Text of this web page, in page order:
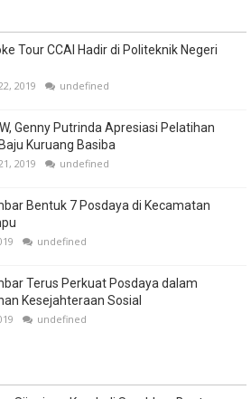
Tour CCAI Hadir di Politeknik Negeri
2019 undefined
Genny Putrinda Apresiasi Pelatihan
Kuruang Basiba
2019 undefined
Bentuk 7 Posdaya di Kecamatan
undefined
Terus Perkuat Posdaya dalam
Kesejahteraan Sosial
undefined